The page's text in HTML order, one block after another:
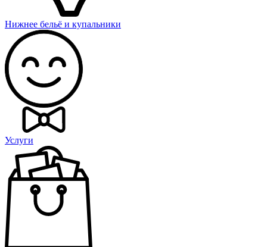
Нижнее бельё и купальники
Услуги